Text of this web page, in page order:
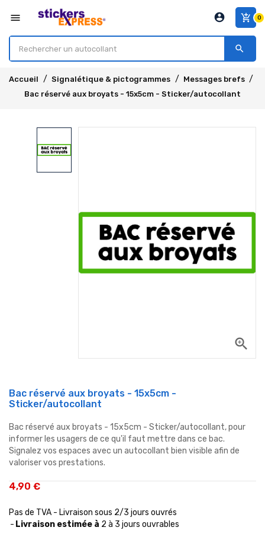
menu add_shopping_cart 0
account_circle
search
Accueil Signalétique & pictogrammes
Messages brefs
Bac réservé aux broyats - 15x5cm - Sticker/autocollant
zoom_in
Bac réservé aux broyats - 15x5cm -
Sticker/autocollant
Bac réservé aux broyats - 15x5cm - Sticker/autocollant, pour
informer les usagers de ce qu'il faut mettre dans ce bac.
Signalez vos espaces avec un autocollant bien visible afin de
valoriser vos prestations.
4,90 €
Pas de TVA - Livraison sous 2/3 jours ouvrés
Livraison estimée à 2 à 3 jours ouvrables